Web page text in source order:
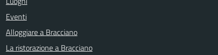
Eventi
Alloggiare a Bracciano
La ristorazione a Bracciano